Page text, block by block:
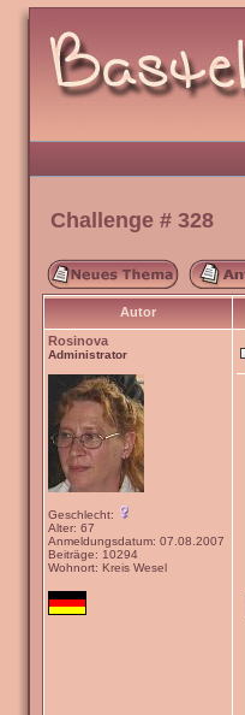
Challenge # 328
Autor
Rosinova
Administrator
Geschlecht:
Alter: 67
Anmeldungsdatum: 07.08.2007
Beiträge: 10294
Wohnort: Kreis Wesel